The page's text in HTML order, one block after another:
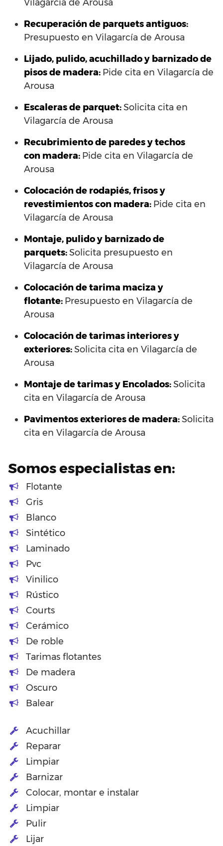
Vilagarcía de Arousa
Recuperación de parquets antiguos:
Presupuesto en Vilagarcía de Arousa
Lijado, pulido, acuchillado y barnizado de
pisos de madera: Pide cita en Vilagarcía de
Arousa
Escaleras de parquet:Solicita cita en
Vilagarcía de Arousa
Recubrimiento de paredes y techos
con madera: Pide cita en Vilagarcía de
Arousa
Colocación de rodapiés, frisos y
revestimientos con madera: Pide cita en
Vilagarcía de Arousa
Montaje, pulido y barnizado de
parquets:Solicita presupuesto en
Vilagarcía de Arousa
Colocación de tarima maciza y
flotante: Presupuesto en Vilagarcía de
Arousa
Colocación de tarimas interiores y
exteriores:Solicita cita en Vilagarcía de
Arousa
Montaje de tarimas y Encolados:Solicita
cita en Vilagarcía de Arousa
Pavimentos exteriores de madera:Solicita
cita en Vilagarcía de Arousa
Somos especialistas en:
Flotante
Gris
Blanco
Sintético
Laminado
Pvc
Vinilico
Rústico
Courts
Cerámico
De roble
Tarimas flotantes
De madera
Oscuro
Balear
Acuchillar
Reparar
Limpiar
Barnizar
Colocar, montar e instalar
Limpiar
Pulir
Lijar